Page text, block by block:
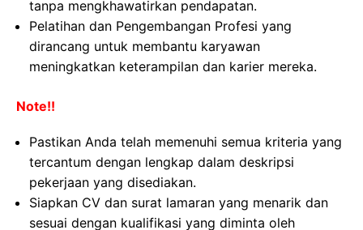
tanpa mengkhawatirkan pendapatan.
Pelatihan dan Pengembangan Profesi yang
dirancang untuk membantu karyawan
meningkatkan keterampilan dan karier mereka.
Note!!
Pastikan Anda telah memenuhi semua kriteria yang
tercantum dengan lengkap dalam deskripsi
pekerjaan yang disediakan.
Siapkan CV dan surat lamaran yang menarik dan
sesuai dengan kualifikasi yang diminta oleh